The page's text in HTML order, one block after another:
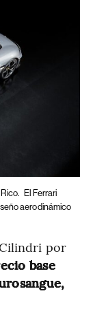
El Ferrari
aerodinámico
por
base